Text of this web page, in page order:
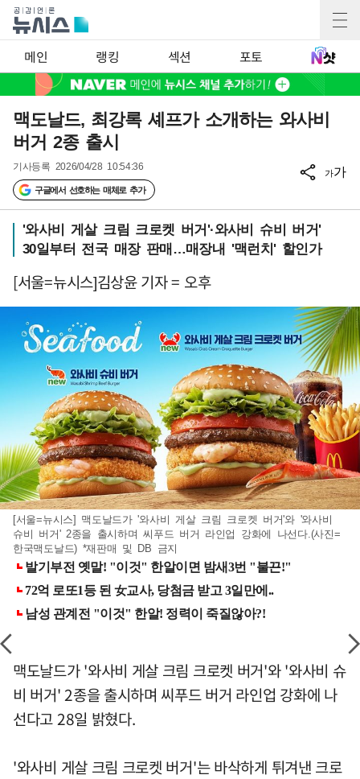
메인 랭킹 섹션 포토
맥도날드, 최강록 셰프가 소개하는 와사비
버거 2종 출시
기사등록 2026/04/28 10:54:36
구글에서 선호하는 매체로 추가
가가
'와사비 게살 크림 크로켓 버거'·와사비 슈비 버거'
30일부터 전국 매장 판매…매장내 '맥런치' 할인가
[서울=뉴시스]김상윤 기자 = 오후
[서울=뉴시스] 맥도날드가 '와사비 게살 크림 크로켓 버거'와 '와사비
슈비 버거' 2종을 출시하며 씨푸드 버거 라인업 강화에 나선다.(사진=
한국맥도날드) *재판매 및 DB 금지
맥도날드가 '와사비 게살 크림 크로켓 버거'와 '와사비 슈
비 버거' 2종을 출시하며 씨푸드 버거 라인업 강화에 나
선다고 28일 밝혔다.
'와사비 게살 크림 크로켓 버거'는 바삭하게 튀겨낸 크로